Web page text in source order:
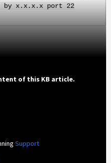
by x.x.x.x port 22
of this KB article.
Support